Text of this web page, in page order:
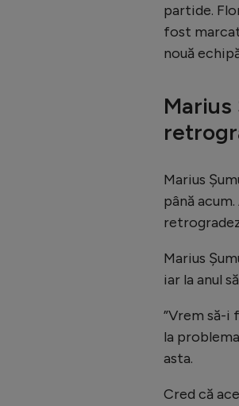
partide.
fost
nouă
Marius
până
Marius
iar la anul
”Vrem să-
la
asta.
Cred că